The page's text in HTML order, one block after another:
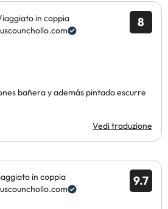
8
in coppia
bañera y además pintada escurre
Vedi traduzione
9.7
in coppia